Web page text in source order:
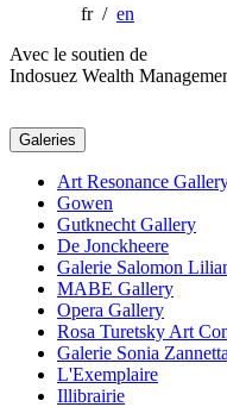
fr / en
Avec le soutien de
Indosuez Wealth
Galeries
Art Resonance
Gowen
Gutknecht Gallery
De Jonckheere
Galerie Salomon
MABE Gallery
Opera Gallery
Rosa Turetsky Art
Galerie Sonia
L'Exemplaire
Illibrairie